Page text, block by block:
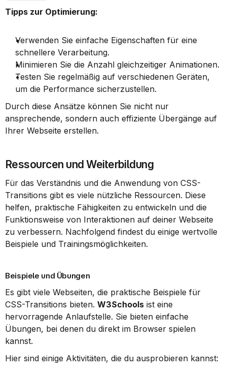
Tipps zur Optimierung:
Verwenden Sie einfache Eigenschaften für eine
schnellere Verarbeitung.
Minimieren Sie die Anzahl gleichzeitiger Animationen.
Testen Sie regelmäßig auf verschiedenen Geräten,
um die Performance sicherzustellen.
Durch diese Ansätze können Sie nicht nur
ansprechende, sondern auch effiziente Übergänge auf
Ihrer Webseite erstellen.
Ressourcen und Weiterbildung
Für das Verständnis und die Anwendung von CSS-
Transitions gibt es viele nützliche Ressourcen. Diese
helfen, praktische Fähigkeiten zu entwickeln und die
Funktionsweise von Interaktionen auf deiner Webseite
zu verbessern. Nachfolgend findest du einige wertvolle
Beispiele und Trainingsmöglichkeiten.
Beispiele und Übungen
Es gibt viele Webseiten, die praktische Beispiele für
CSS-Transitions bieten. W3Schools ist eine
hervorragende Anlaufstelle. Sie bieten einfache
Übungen, bei denen du direkt im Browser spielen
kannst.
Hier sind einige Aktivitäten, die du ausprobieren kannst: